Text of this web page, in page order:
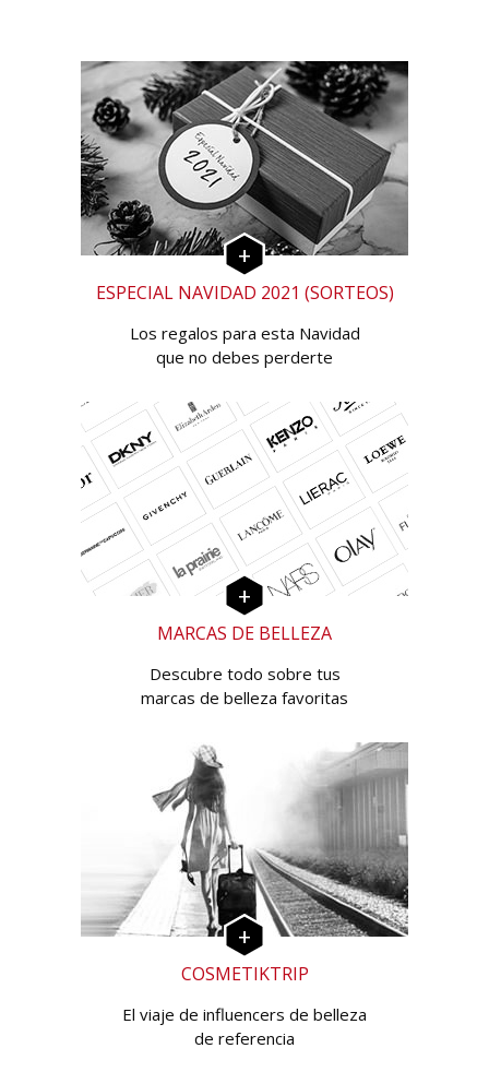
ESPECIAL NAVIDAD 2021 (SORTEOS)
Los regalos para esta Navidad
que no debes perderte
MARCAS DE BELLEZA
Descubre todo sobre tus
marcas de belleza favoritas
COSMETIKTRIP
El viaje de influencers de belleza
de referencia